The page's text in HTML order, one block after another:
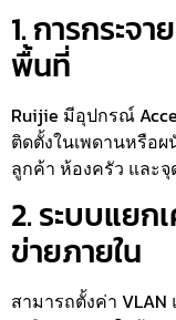
1. การกระ
พื้นที่
Ruijie มีอุปกรณ์
ติดตั้งในเพดานหรือ
ลูกค้า ห้องครัว และจุ
2. ระบบแยก
ข่ายภายใน
สามารถตั้งค่า